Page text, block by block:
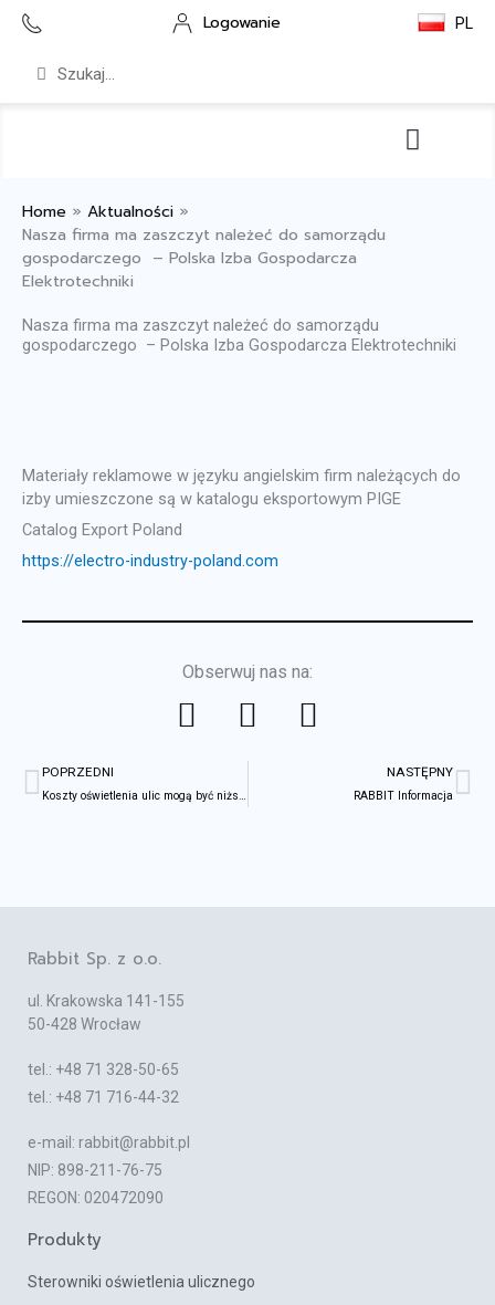
Przejdź
Szukaj
Szukaj
Logowanie PL
Home » Aktualności »
Nasza firma ma zaszczyt należeć do samorządu
gospodarczego – Polska Izba Gospodarcza
Elektrotechniki
Nasza firma ma zaszczyt należeć do samorządu
gospodarczego – Polska Izba Gospodarcza Elektrotechniki
Materiały reklamowe w języku angielskim firm należących do
izby umieszczone są w katalogu eksportowym PIGE
Catalog Export Poland
https://electro-industry-poland.com
Obserwuj nas na:
F
a
e
L
i
n
k
Y
o
Prev
POPRZEDNI NASTĘPNY
RABBIT Informacja
Rabbit Sp. z o.o.
ul. Krakowska 141-155
50-428 Wrocław
tel.: +48 71 328-50-65
tel.: +48 71 716-44-32
e-mail: rabbit@rabbit.pl
NIP: 898-211-76-75
REGON: 020472090
Produkty
Sterowniki oświetlenia ulicznego